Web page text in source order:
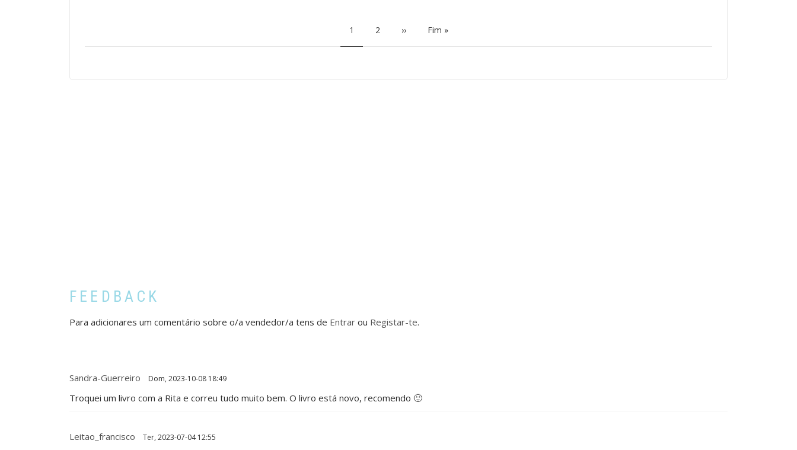
Página
1 Page
2 Próxima
›› Última
Fim »
FEEDBACK
Para adicionares um comentário sobre o/a vendedor/a tens de Entrar ou Registar-te.
Sandra-Guerreiro Dom, 2023-10-08 18:49
Troquei um livro com a Rita e correu tudo muito bem. O livro está novo, recomendo 🙂
Leitao_francisco Ter, 2023-07-04 12:55